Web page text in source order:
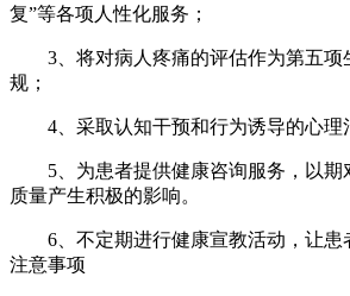
复”等各项人性化服务；
3、将对病人疼痛的评估作为第五项
规；
4、采取认知干预和行为诱导的心理
5、为患者提供健康咨询服务，以期
质量产生积极的影响。
6、不定期进行健康宣教活动，让患
注意事项